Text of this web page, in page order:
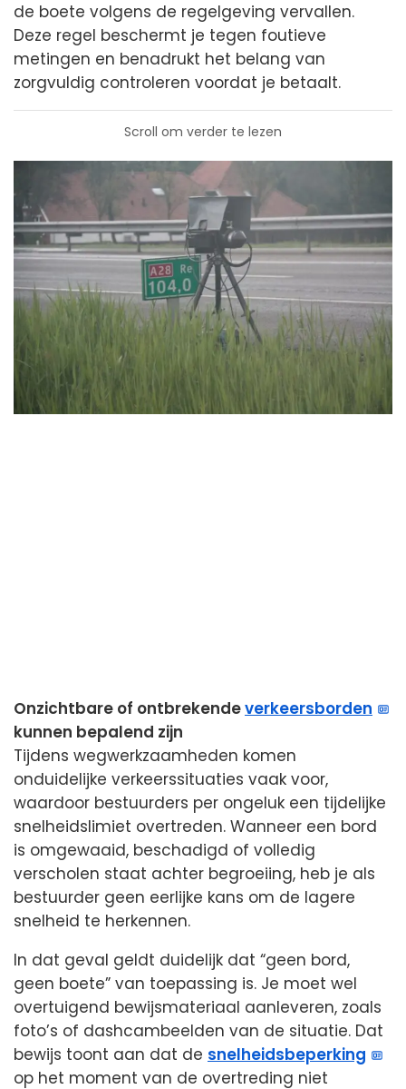
de boete volgens de regelgeving vervallen.
Deze regel beschermt je tegen foutieve
metingen en benadrukt het belang van
zorgvuldig controleren voordat je betaalt.
Scroll om verder te lezen
Onzichtbare of ontbrekendeverkeersborden
kunnen bepalend zijn
Tijdens wegwerkzaamheden komen
onduidelijke verkeerssituaties vaak voor,
waardoor bestuurders per ongeluk een tijdelijke
snelheidslimiet overtreden. Wanneer een bord
is omgewaaid, beschadigd of volledig
verscholen staat achter begroeiing, heb je als
bestuurder geen eerlijke kans om de lagere
snelheid te herkennen.
In dat geval geldt duidelijk dat “geen bord,
geen boete” van toepassing is. Je moet wel
overtuigend bewijsmateriaal aanleveren, zoals
foto’s of dashcambeelden van de situatie. Dat
bewijs toont aan dat de snelheidsbeperking
op het moment van de overtreding niet